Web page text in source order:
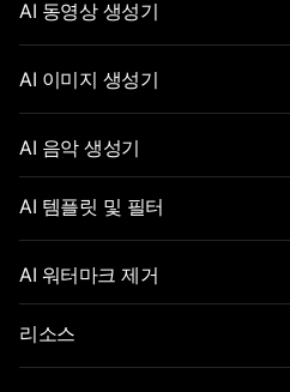
AI 동영상 생성기
AI 이미지 생성기
AI 음악 생성기
AI 템플릿 및 필터
AI 워터마크 제거
리소스